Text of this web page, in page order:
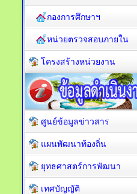
กองการศึกษาฯ
หน่วยตรวจสอบภายใน
โครงสร้างหน่วยงาน
ศูนย์ข้อมูลข่าวสาร
แผนพัฒนาท้องถิ่น
ยุทธศาสตร์การพัฒนา
เทศบัญญัติ